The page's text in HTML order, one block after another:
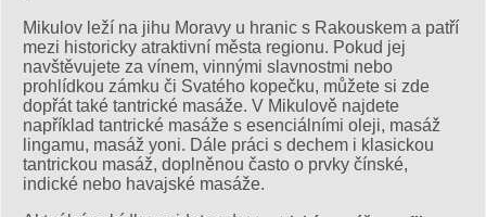
Mikulov leží na jihu Moravy u hranic s Rakouskem a patří
mezi historicky atraktivní města regionu. Pokud jej
navštěvujete za vínem, vinnými slavnostmi nebo
prohlídkou zámku či Svatého kopečku, můžete si zde
dopřát také tantrické masáže. V Mikulově najdete
například tantrické masáže s esenciálními oleji, masáž
lingamu, masáž yoni. Dále práci s dechem i klasickou
tantrickou masáž, doplněnou často o prvky čínské,
indické nebo havajské masáže.